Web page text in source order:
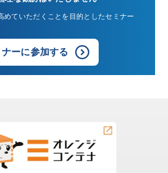
めていただくことを目的としたセミナー
ーに参加する